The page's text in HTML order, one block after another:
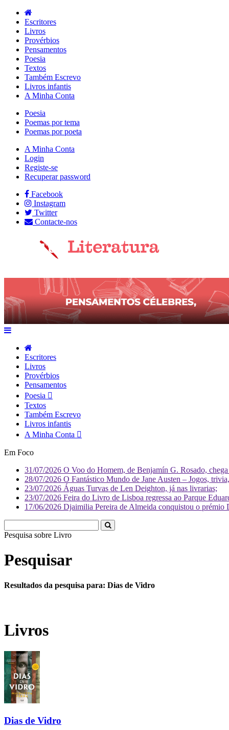
Escritores
Livros
Provérbios
Pensamentos
Poesia
Textos
Também Escrevo
Livros infantis
A Minha Conta
Poesia
Poemas por tema
Poemas por poeta
A Minha Conta
Login
Registe-se
Recuperar password
Facebook
Instagram
Twitter
Contacte-nos
Escritores
Livros
Provérbios
Pensamentos
Poesia
Textos
Também Escrevo
Livros infantis
A Minha Conta
Em Foco
31/07/2026 O Voo do Homem, de Benjamín G. Rosado,
28/07/2026 O Fantástico Mundo de Jane Austen – Jogos,
23/07/2026 Águas Turvas de Len Deighton, já nas livrarias;
23/07/2026 Feira do Livro de Lisboa regressa ao Parque
17/06/2026 Djaimilia Pereira de Almeida conquistou o
Pesquisa sobre Liv
Pesquisar
Resultados da pesquisa para: Dias de Vidro
Livros
Dias de Vidro